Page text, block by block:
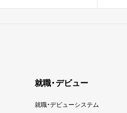
就職・デビュー
就職・デビューシステム